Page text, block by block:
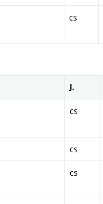
cs
J.
cs
cs
cs